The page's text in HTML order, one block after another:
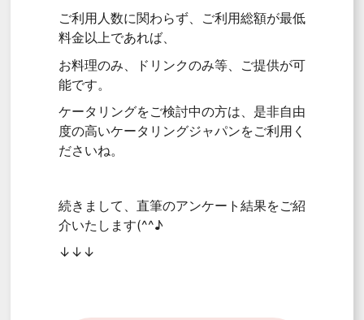
ご利用人数に関わらず、ご利用総額が最低
料金以上であれば、
お料理のみ、ドリンクのみ等、ご提供が可
能です。
ケータリングをご検討中の方は、是非自由
度の高いケータリングジャパンをご利用く
ださいね。
続きまして、直筆のアンケート結果をご紹
介いたします(^^♪
↓↓↓